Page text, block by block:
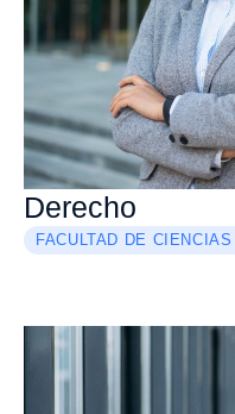
Derecho
FACULTAD DE